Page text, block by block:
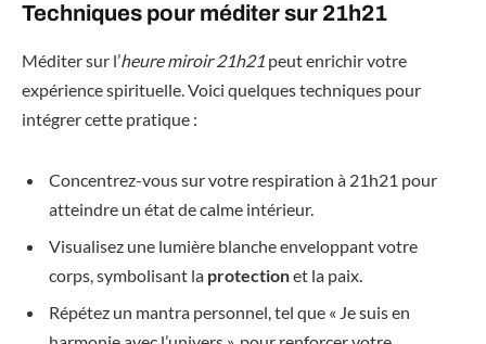
Techniques pour méditer sur 21h21
Méditer sur l’heure miroir 21h21 peut enrichir votre
expérience spirituelle. Voici quelques techniques pour
intégrer cette pratique :
Concentrez-vous sur votre respiration à 21h21 pour
atteindre un état de calme intérieur.
Visualisez une lumière blanche enveloppant votre
corps, symbolisant la protectionet la paix.
Répétez un mantra personnel, tel que « Je suis en